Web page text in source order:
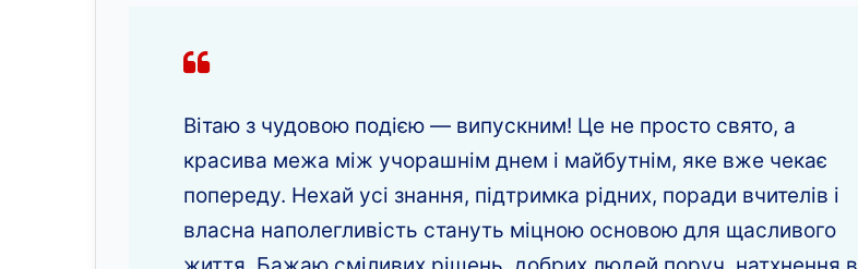
Вітаю з чудовою подією — випускним! Це не просто свято, а
красива межа між учорашнім днем і майбутнім, яке вже чекає
попереду. Нехай усі знання, підтримка рідних, поради вчителів і
власна наполегливість стануть міцною основою для щасливого